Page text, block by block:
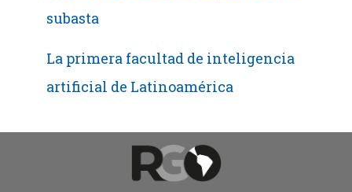
subasta
La primera facultad de inteligencia
artificial de Latinoamérica